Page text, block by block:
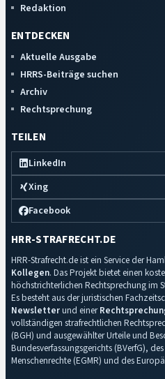
Redaktion
ENTDECKEN
Aktuelle Ausgabe
HRRS-Beiträge suchen
Archiv
Rechtsprechung
TEILEN
LinkedIn
Xing
Facebook
HRR-STRAFRECHT.DE
HRR-Strafrecht.de ist ein Service der
Kollegen. Das Projekt bietet einen
höchstrichterlichen Rechtsprechung im
Es besteht aus der juristischen
Newsletterund einer
vollständigen strafrechtlichen
(BGH) und ausgewählter Urteile und
Bundesverfassungsgerichts (BVerfG),
Menschenrechte (EGMR) und des